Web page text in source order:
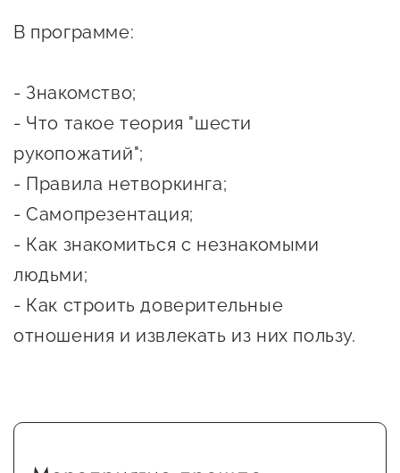
инновационно-
предпринимательства
Поддержка социальных
предпринимателей
Поддержка экспортеров
Финансовая поддержка
давления
Центр информационно-
В программе:
- Знакомство;
- Что такое теория "шести
рукопожатий";
- Правила нетворкинга;
- Самопрезентация;
- Как знакомиться с незнакомыми
людьми;
- Как строить доверительные
отношения и извлекать из них пользу.